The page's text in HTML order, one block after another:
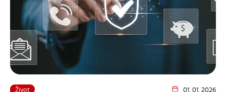
Život 01. 01. 2026